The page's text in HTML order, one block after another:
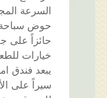
السرعة
حوض سباحة
خيارات
سيراً على